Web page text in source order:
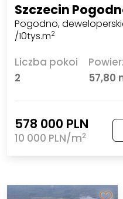
Szczecin
Pogodno,
/10tys.m2
Liczba pokoi
2
57,80
578 000 PLN
10 000 PLN/m2